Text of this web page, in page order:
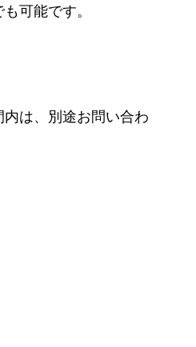
可能です。
は、別途お問い合わ